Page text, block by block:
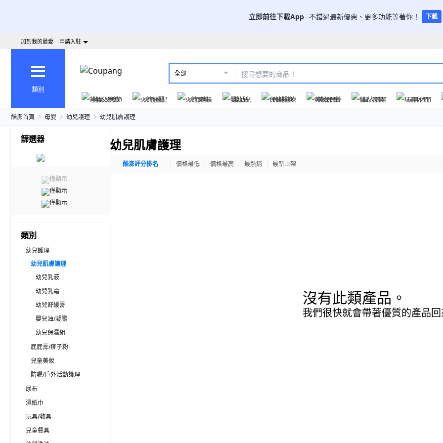
立即前往下載App 不錯過最新優惠、更多功能等著你！ 下載
加到我的最愛 申請入駐
類別
全部
爸氣父親節 火箭速配 火箭跨境 嬰幼兒 保健醫療 美妝保養 個人清潔 玩具休閒
酷澎首頁 母嬰 幼兒護理 幼兒肌膚護理
篩選器
僅顯示
僅顯示
僅顯示
類別
幼兒護理
幼兒肌膚護理
幼兒乳液
幼兒乳霜
幼兒舒緩膏
嬰兒油/凝露
幼兒保濕組
屁屁膏/痱子粉
兒童美妝
防曬/戶外活動護理
尿布
濕紙巾
玩具/教具
兒童餐具
幼兒肌膚護理
酷澎評分排名 價格最低 價格最高 最熱銷 最新上架
沒有此類產品。
我們很快就會帶著優質的產品